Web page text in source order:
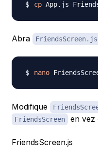
cp
Abra FriendsScreen.js
nano
Modifique
FriendsScreen en vez
FriendsScreen.js